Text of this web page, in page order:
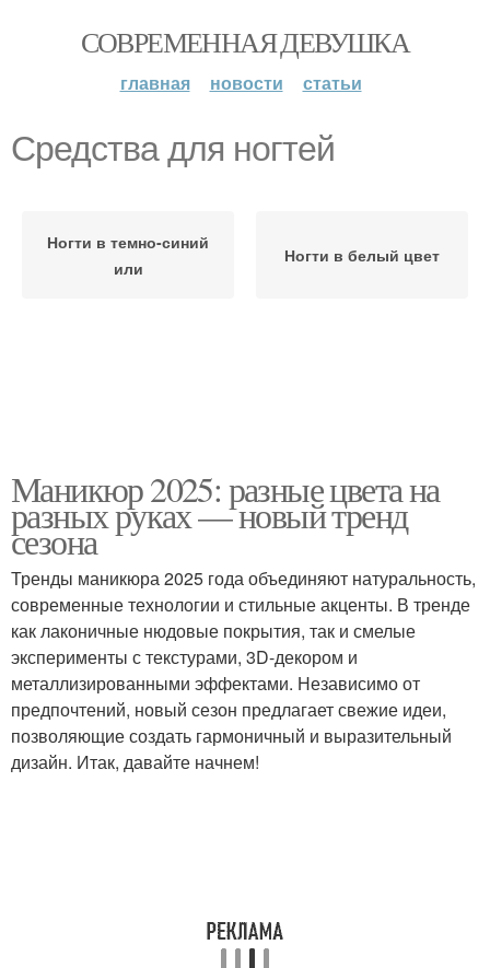
СОВРЕМЕННАЯ ДЕВУШКА
главная новости статьи
Средства для ногтей
Ногти в темно-синий
или
Ногти в белый цвет
Маникюр 2025: разные цвета на
разных руках — новый тренд
сезона
Тренды маникюра 2025 года объединяют натуральность,
современные технологии и стильные акценты. В тренде
как лаконичные нюдовые покрытия, так и смелые
эксперименты с текстурами, 3D-декором и
металлизированными эффектами. Независимо от
предпочтений, новый сезон предлагает свежие идеи,
позволяющие создать гармоничный и выразительный
дизайн. Итак, давайте начнем!